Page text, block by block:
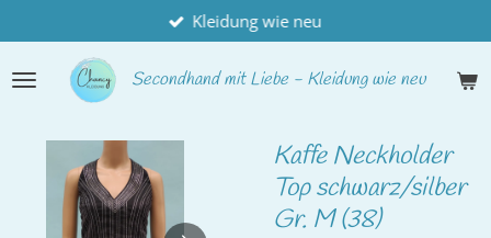
Hauptinhalt
springen
Secondhandmit Liebe - Kleidung wie neu
Kleidung wie neu
Kaffe Neckholder
Top schwarz/silber
Gr. M (38)